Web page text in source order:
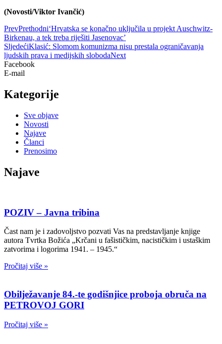
(Novosti/Viktor Ivančić)
PrevPrethodni‘Hrvatska se konačno uključila u projekt Auschwitz-
Birkenau, a tek treba riješiti Jasenovac’
SljedećiKlasić: Slomom komunizma nisu prestala ograničavanja
ljudskih prava i medijskih slobodaNext
Facebook
E-mail
Kategorije
Sve objave
Novosti
Najave
Članci
Prenosimo
Najave
POZIV – Javna tribina
Čast nam je i zadovoljstvo pozvati Vas na predstavljanje knjige
autora Tvrtka Božića „Krčani u fašističkim, nacističkim i ustaškim
zatvorima i logorima 1941. – 1945.“
Pročitaj više »
Obilježavanje 84.-te godišnjice proboja obruča na
PETROVOJ GORI
Pročitaj više »